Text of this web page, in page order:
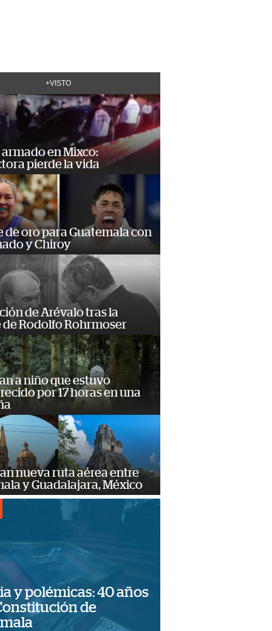
+VISTO
en Mixco:
pierde la vida
de oro para Guatemala con
y Chiroy
de Arévalo tras la
Rodolfo Rohrmoser
a niño que estuvo
por 17 horas en una
nueva ruta aérea entre
y Guadalajara, México
y polémicas: 40 años
de